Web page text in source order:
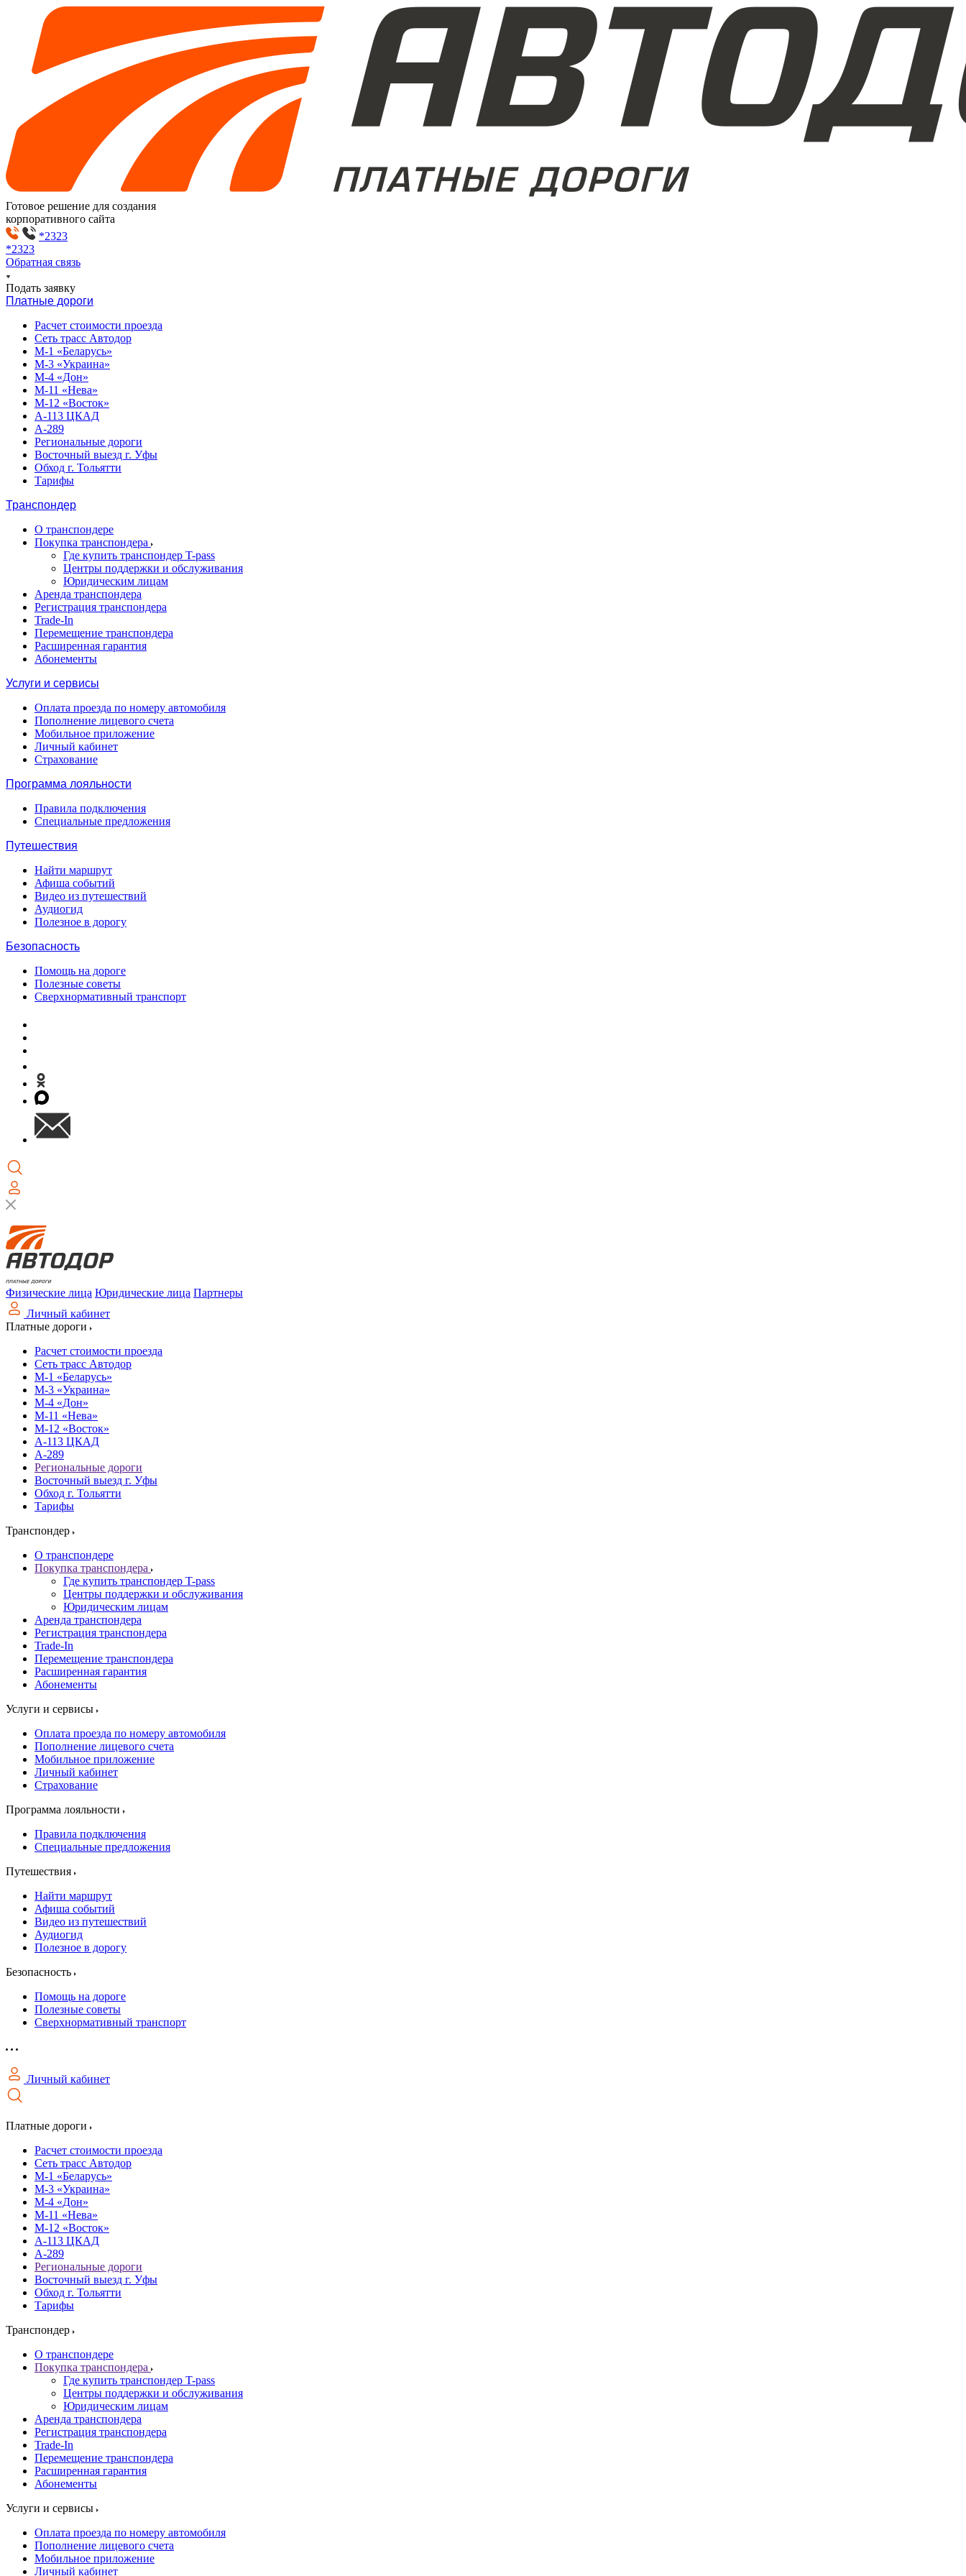
Готовое решение для создания
корпоративного сайта
*2323
*2323
Обратная связь
Подать заявку
Платные дороги
Расчет стоимости проезда
Сеть трасс Автодор
М-1 «Беларусь»
М-3 «Украина»
М-4 «Дон»
М-11 «Нева»
М-12 «Восток»
А-113 ЦКАД
А-289
Региональные дороги
Восточный выезд г. Уфы
Обход г. Тольятти
Тарифы
Транспондер
О транспондере
Покупка транспондера
Где купить транспондер T-pass
Центры поддержки и обслуживания
Юридическим лицам
Аренда транспондера
Регистрация транспондера
Trade-In
Перемещение транспондера
Расширенная гарантия
Абонементы
Услуги и сервисы
Оплата проезда по номеру автомобиля
Пополнение лицевого счета
Мобильное приложение
Личный кабинет
Страхование
Программа лояльности
Правила подключения
Специальные предложения
Путешествия
Найти маршрут
Афиша событий
Видео из путешествий
Аудиогид
Полезное в дорогу
Безопасность
Помощь на дороге
Полезные советы
Сверхнормативный транспорт
Физические лица Юридические лица Партнеры
Личный кабинет
Платные дороги
Расчет стоимости проезда
Сеть трасс Автодор
М-1 «Беларусь»
М-3 «Украина»
М-4 «Дон»
М-11 «Нева»
М-12 «Восток»
А-113 ЦКАД
А-289
Региональные дороги
Восточный выезд г. Уфы
Обход г. Тольятти
Тарифы
Транспондер
О транспондере
Покупка транспондера
Где купить транспондер T-pass
Центры поддержки и обслуживания
Юридическим лицам
Аренда транспондера
Регистрация транспондера
Trade-In
Перемещение транспондера
Расширенная гарантия
Абонементы
Услуги и сервисы
Оплата проезда по номеру автомобиля
Пополнение лицевого счета
Мобильное приложение
Личный кабинет
Страхование
Программа лояльности
Правила подключения
Специальные предложения
Путешествия
Найти маршрут
Афиша событий
Видео из путешествий
Аудиогид
Полезное в дорогу
Безопасность
Помощь на дороге
Полезные советы
Сверхнормативный транспорт
Личный кабинет
Платные дороги
Расчет стоимости проезда
Сеть трасс Автодор
М-1 «Беларусь»
М-3 «Украина»
М-4 «Дон»
М-11 «Нева»
М-12 «Восток»
А-113 ЦКАД
А-289
Региональные дороги
Восточный выезд г. Уфы
Обход г. Тольятти
Тарифы
Транспондер
О транспондере
Покупка транспондера
Где купить транспондер T-pass
Центры поддержки и обслуживания
Юридическим лицам
Аренда транспондера
Регистрация транспондера
Trade-In
Перемещение транспондера
Расширенная гарантия
Абонементы
Услуги и сервисы
Оплата проезда по номеру автомобиля
Пополнение лицевого счета
Мобильное приложение
Личный кабинет